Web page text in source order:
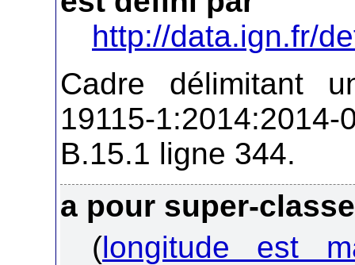
http://data.ign.fr/
Cadre délimitant
19115-
B.15.1 ligne 344.
a pour super-
(longitude est